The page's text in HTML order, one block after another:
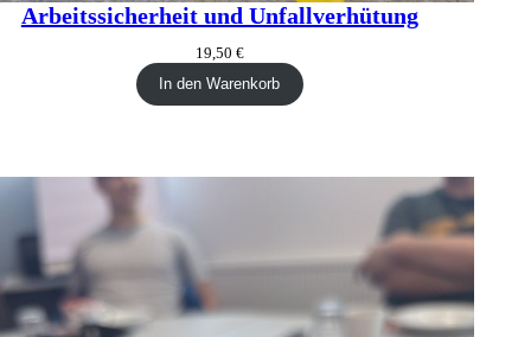
Arbeitssicherheit und Unfallverhütung
19,50 €
In den Warenkorb